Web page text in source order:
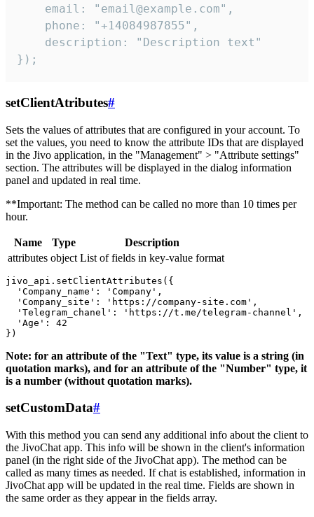
    email: "email@example.com",
    phone: "+14084987855",
    description: "Description text"
});
setClientAtributes#
Sets the values ​​of attributes that are configured in your account. To
set the values, you need to know the attribute IDs that are displayed
in the Jivo application, in the "Management" > "Attribute settings"
section. The attributes will be displayed in the dialog information
panel and updated in real time.
**Important: The method can be called no more than 10 times per
hour.
Name Type
Description
attributes object List of fields in key-value format
jivo_api.setClientAttributes({
  'Company_name': 'Company',
  'Company_site': 'https://company-site.com',
  'Telegram_chanel': 'https://t.me/telegram-channel',
  'Age': 42
Note: for an attribute of the "Text" type, its value is a string (in
quotation marks), and for an attribute of the "Number" type, it
is a number (without quotation marks).
setCustomData#
With this method you can send any additional info about the client to
the JivoChat app. This info will be shown in the client's information
panel (in the right side of the JivoChat app). The method can be
called as many times as needed. If chat is established, information in
JivoChat app will be updated in the real time. Fields are shown in
the same order as they appear in the fields array.